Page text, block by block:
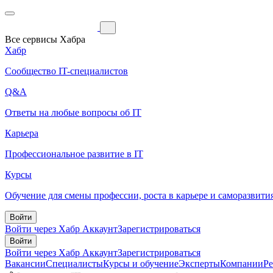
Все сервисы Хабра
Хабр
Сообщество IT-специалистов
Q&A
Ответы на любые вопросы об IT
Карьера
Профессиональное развитие в IT
Курсы
Обучение для смены профессии, роста в карьере и
Войти
Войти через Хабр АккаунтЗарегистрироваться
Войти
Войти через Хабр АккаунтЗарегистрироваться
ВакансииСпециалистыКурсы и обучениеЭкспертыКомпании